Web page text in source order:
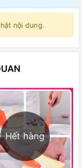
nội dung.
Hết hàng